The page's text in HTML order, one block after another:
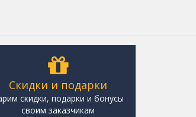
Скидки и подарки
скидки, подарки и бонусы
своим заказчикам